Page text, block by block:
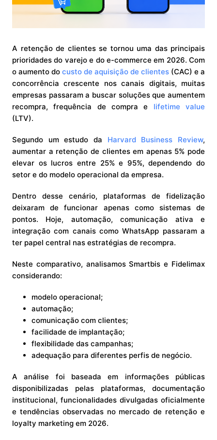
A retenção de clientes se tornou uma das principais
prioridades do varejo e do e-commerce em 2026. Com
o aumento do custo de aquisição de clientes (CAC) e a
concorrência crescente nos canais digitais, muitas
empresas passaram a buscar soluções que aumentem
recompra, frequência de compra e lifetime value
(LTV).
Segundo um estudo da Harvard Business Review,
aumentar a retenção de clientes em apenas 5% pode
elevar os lucros entre 25% e 95%, dependendo do
setor e do modelo operacional da empresa.
Dentro desse cenário, plataformas de fidelização
deixaram de funcionar apenas como sistemas de
pontos. Hoje, automação, comunicação ativa e
integração com canais como WhatsApp passaram a
ter papel central nas estratégias de recompra.
Neste comparativo, analisamos Smartbis e Fidelimax
considerando:
modelo operacional;
automação;
comunicação com clientes;
facilidade de implantação;
flexibilidade das campanhas;
adequação para diferentes perfis de negócio.
A análise foi baseada em informações públicas
disponibilizadas pelas plataformas, documentação
institucional, funcionalidades divulgadas oficialmente
e tendências observadas no mercado de retenção e
loyalty marketing em 2026.